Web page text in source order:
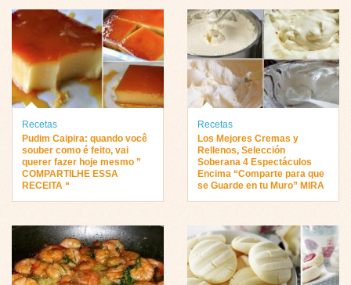
Recetas
Pudim Caipira: quando você
souber como é feito, vai
querer fazer hoje mesmo ”
COMPARTILHE ESSA
RECEITA “
Recetas
Los Mejores Cremas y
Rellenos, Selección
Soberana 4 Espectáculos
Encima “Comparte para que
se Guarde en tu Muro” MIRA